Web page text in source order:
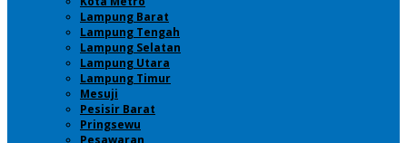
Lampung Barat
Lampung Tengah
Lampung Selatan
Lampung Utara
Lampung Timur
Mesuji
Pesisir Barat
Pringsewu
Pesawaran